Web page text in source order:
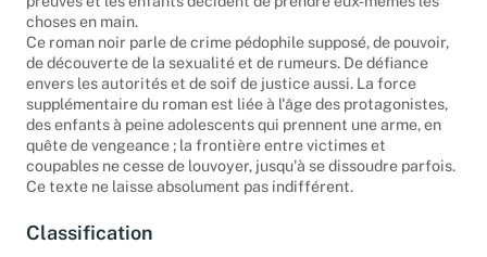
choses en main.
Ce roman noir parle de crime pédophile supposé, de pouvoir,
de découverte de la sexualité et de rumeurs. De défiance
envers les autorités et de soif de justice aussi. La force
supplémentaire du roman est liée à l'âge des protagonistes,
des enfants à peine adolescents qui prennent une arme, en
quête de vengeance ; la frontière entre victimes et
coupables ne cesse de louvoyer, jusqu'à se dissoudre parfois.
Ce texte ne laisse absolument pas indifférent.
Classification